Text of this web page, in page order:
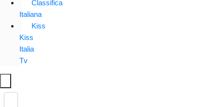
Classifica
Italiana
Kiss
Kiss
Italia
Tv